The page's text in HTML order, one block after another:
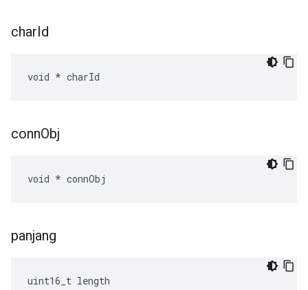
charId
void * charId
connObj
void * connObj
panjang
uint16_t length